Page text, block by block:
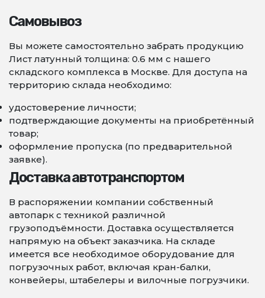
Самовывоз
Вы можете самостоятельно забрать продукцию
Лист латунный толщина: 0.6 мм с нашего
складского комплекса в Москве. Для доступа на
территорию склада необходимо:
удостоверение личности;
подтверждающие документы на приобретённый
товар;
оформление пропуска (по предварительной
заявке).
Доставка автотранспортом
В распоряжении компании собственный
автопарк с техникой различной
грузоподъёмности. Доставка осуществляется
напрямую на объект заказчика. На складе
имеется все необходимое оборудование для
погрузочных работ, включая кран-балки,
конвейеры, штабелеры и вилочные погрузчики.